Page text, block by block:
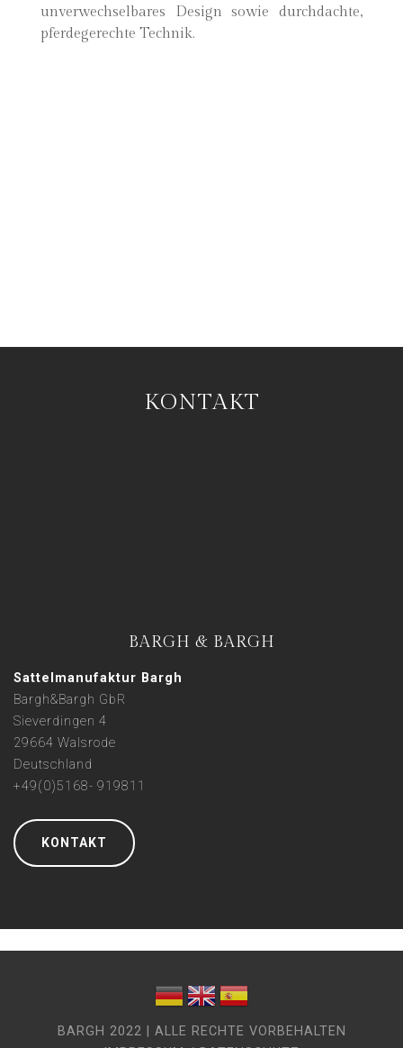
unverwechselbares Design sowie durchdachte,
pferdegerechte Technik.
KONTAKT
BARGH & BARGH
Sattelmanufaktur Bargh
Bargh&Bargh GbR
Sieverdingen 4
29664 Walsrode
Deutschland
+49(0)5168- 919811
KONTAKT
BARGH 2022 | ALLE RECHTE VORBEHALTEN